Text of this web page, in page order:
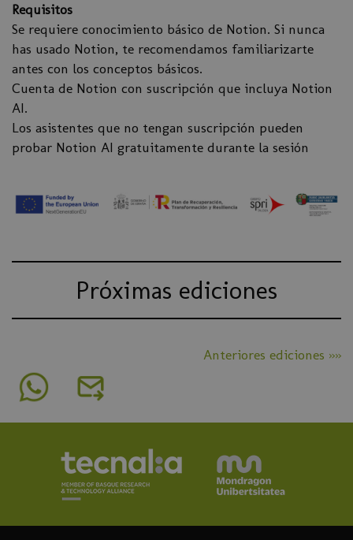
Requisitos
Se requiere conocimiento básico de Notion. Si nunca
has usado Notion, te recomendamos familiarizarte
antes con los conceptos básicos.
Cuenta de Notion con suscripción que incluya Notion
AI.
Los asistentes que no tengan suscripción pueden
probar Notion AI gratuitamente durante la sesión
Próximas ediciones
Anteriores ediciones »»